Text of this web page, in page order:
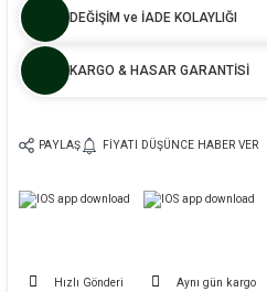
DEĞİŞİM ve İADE KOLAYLIĞI
KARGO & HASAR GARANTİSİ
PAYLAŞ FIYATI DÜŞÜNCE HABER VER
Hızlı Gönderi Aynı gün kargo